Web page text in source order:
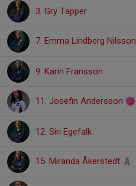
3. Gry Tapper
7. Emma Lindberg Nilsson
9. Karin Fransson
11. Josefin Andersson
12. Siri Egefalk
15. Miranda Åkerstedt